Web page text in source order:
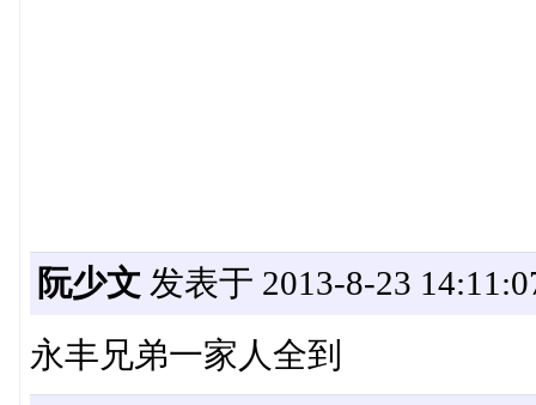
阮少文 发表于 2013-8-23
永丰兄弟一家人全到